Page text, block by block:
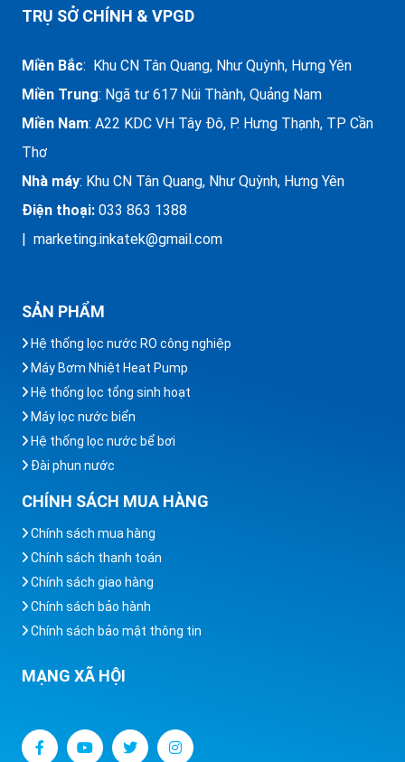
TRỤ SỞ CHÍNH & VPGD
Miền Bắc: Khu CN Tân Quang, Như Quỳnh, Hưng Yên
Miền Trung: Ngã tư 617 Núi Thành, Quảng Nam
Miền Nam: A22 KDC VH Tây Đô, P. Hưng Thạnh, TP Cần
Thơ
Nhà máy: Khu CN Tân Quang, Như Quỳnh, Hưng Yên
Điện thoại: 033 863 1388
| marketing.inkatek@gmail.com
SẢN PHẨM
Hệ thống lọc nước RO công nghiệp
Máy Bơm Nhiệt Heat Pump
Hệ thống lọc tổng sinh hoạt
Máy lọc nước biển
Hệ thống lọc nước bể bơi
Đài phun nước
CHÍNH SÁCH MUA HÀNG
Chính sách mua hàng
Chính sách thanh toán
Chính sách giao hàng
Chính sách bảo hành
Chính sách bảo mật thông tin
MẠNG XÃ HỘI